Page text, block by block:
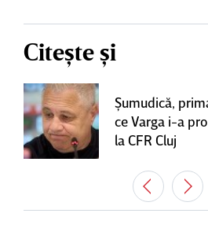
Citește și
Şumudică,
ce Varga i-a
la CFR Cluj